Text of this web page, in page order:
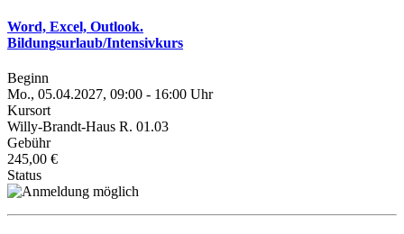
Word, Excel, Outlook.
Bildungsurlaub/Intensivkurs
Beginn
Mo., 05.04.2027, 09:00 - 16:00 Uhr
Kursort
Willy-Brandt-Haus R. 01.03
Gebühr
245,00 €
Status